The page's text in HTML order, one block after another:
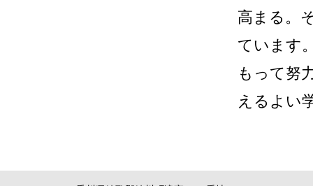
高まる。
ています
もって努
えるよい